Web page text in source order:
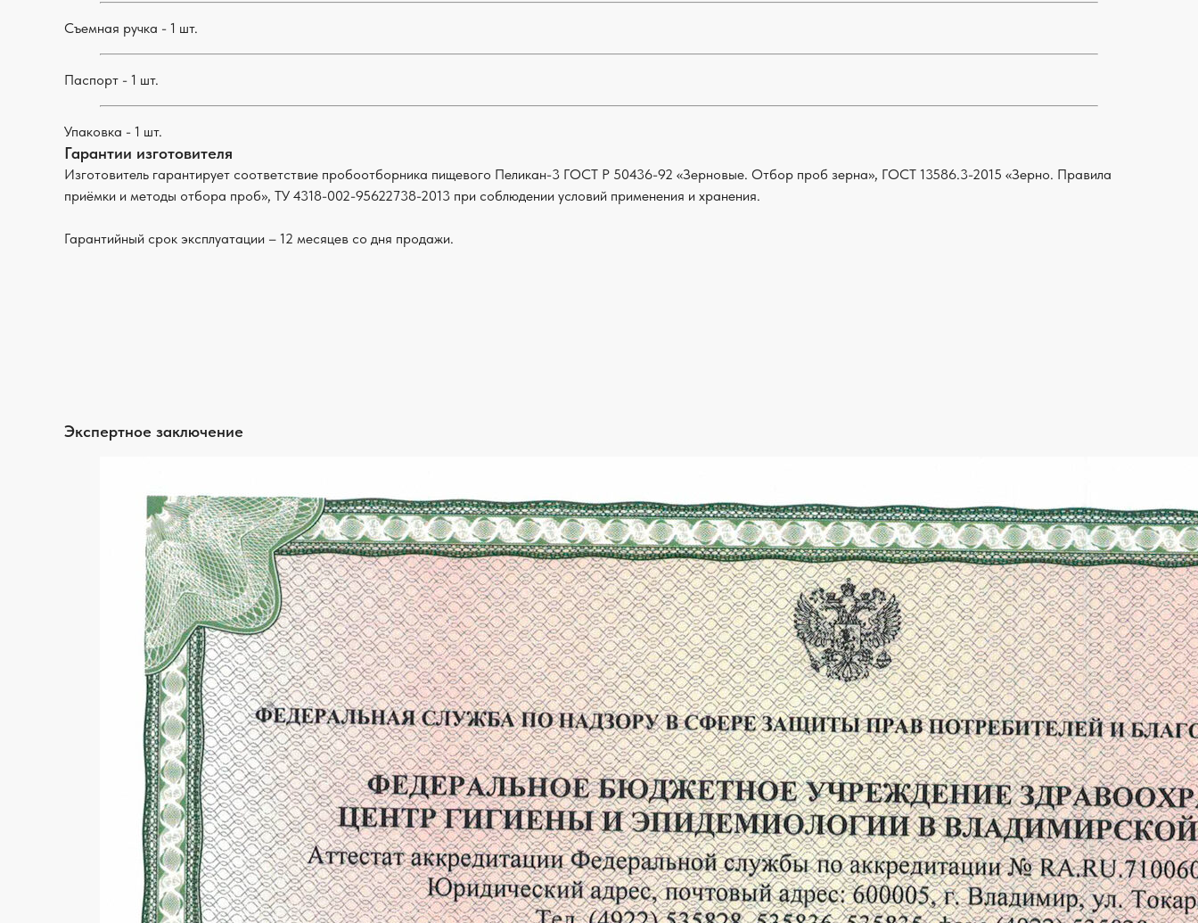
Съемная ручка - 1 шт.
Паспорт - 1 шт.
Упаковка - 1 шт.
Гарантии изготовителя
Изготовитель гарантирует соответствие пробоотборника пищевого Пеликан-3 ГОСТ Р 50436-92 «Зерновые. Отбор проб зерна», ГОСТ 13586.3-2015 «Зерно. Правила
приёмки и методы отбора проб», ТУ 4318-002-95622738-2013 при соблюдении условий применения и хранения.
Гарантийный срок эксплуатации – 12 месяцев со дня продажи.
Экспертное заключение